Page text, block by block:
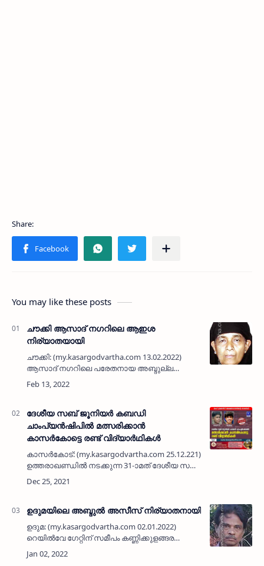
You may like these posts
ചൗക്കി ആസാദ് നഗറിലെ ആഇശ
നിര്യാതയായി
ചൗക്കി: (my.kasargodvartha.com 13.02.2022)
ആസാദ് നഗറിലെ പരേതനായ അബ്ദുല്ല
മാളിഗയുടെ ഭാര്യ ആഇശ (68) നിര്യാതയായി.
…
ദേശീയ സബ് ജൂനിയര്‍ കബഡി
ചാംപ്യൻഷിപിൽ മത്സരിക്കാൻ
കാസർകോട്ടെ രണ്ട് വിദ്യാർഥികൾ
കാസർകോട്: (my.kasargodvartha.com 25.12.221)
ഉത്തരാഖണ്ഡിൽ നടക്കുന്ന 31-ാമത് ദേശീയ സബ്
ജൂനിയര്‍ കബഡി ചാംപ്യൻഷിപിൽ മത്സരിക്കാൻ
കാസർകോട്ടെ രണ്ട് വിദ്യാർഥികൾ. യംഗ്
ഉദുമയിലെ അബ്ദുൽ അസീസ് നിര്യാതനായി
ഉദുമ: (my.kasargodvartha.com 02.01.2022)
റെയിൽവേ ഗേറ്റിന് സമീപം കണ്ണിക്കുളങ്ങര
ഹൗസിലെ വി കെ അബ്ദുൽ അസീസ് (54)
നിര്യാതനായി. അബ്…